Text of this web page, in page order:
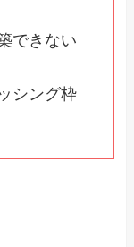
できない
シング枠